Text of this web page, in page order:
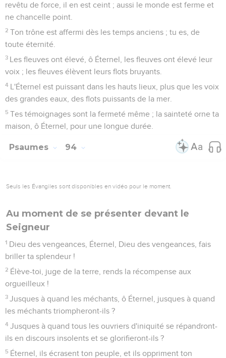
revêtu de force, il en est ceint ; aussi le monde est ferme et
ne chancelle point.
2 Ton trône est affermi dès les temps anciens ; tu es, de
toute éternité.
3 Les fleuves ont élevé, ô Éternel, les fleuves ont élevé leur
voix ; les fleuves élèvent leurs flots bruyants.
4 L'Éternel est puissant dans les hauts lieux, plus que les voix
des grandes eaux, des flots puissants de la mer.
5 Tes témoignages sont la fermeté même ; la sainteté orne ta
maison, ô Éternel, pour une longue durée.
Psaumes 94
Seuls les Évangiles sont disponibles en vidéo pour le moment.
Au moment de se présenter devant le
Seigneur
1 Dieu des vengeances, Éternel, Dieu des vengeances, fais
briller ta splendeur !
2 Élève-toi, juge de la terre, rends la récompense aux
orgueilleux !
3 Jusques à quand les méchants, ô Éternel, jusques à quand
les méchants triompheront-ils ?
4 Jusques à quand tous les ouvriers d'iniquité se répandront-
ils en discours insolents et se glorifieront-ils ?
5 Éternel, ils écrasent ton peuple, et ils oppriment ton